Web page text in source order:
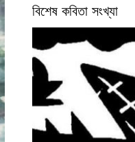
বিশেষ কবিতা সংখ্যা